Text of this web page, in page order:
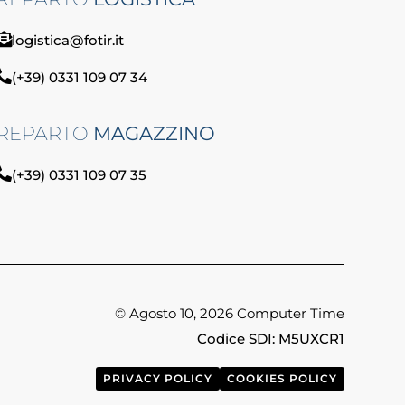
logistica@fotir.it
(+39) 0331 109 07 34
MAGAZZINO
(+39) 0331 109 07 35
© Agosto 10, 2026 Computer Time
Codice SDI: M5UXCR1
PRIVACY POLICY COOKIES POLICY